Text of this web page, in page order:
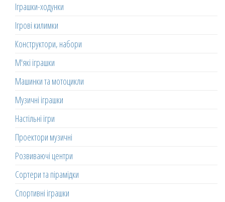
Іграшки-ходунки
Ігрові килимки
Конструктори, набори
М'які іграшки
Машинки та мотоцикли
Музичні іграшки
Настільні ігри
Проектори музичні
Розвиваючі центри
Сортери та пірамідки
Спортивні іграшки